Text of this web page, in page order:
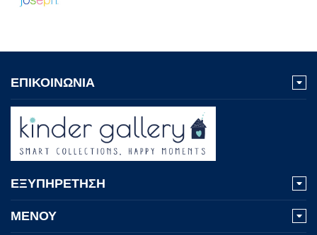
ΕΠΙΚΟΙΝΩΝΙΑ
ΕΞΥΠΗΡΕΤΗΣΗ
ΜΕΝΟΥ